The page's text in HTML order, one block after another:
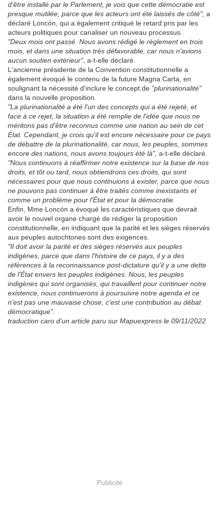
d'être installé par le Parlement, je vois que cette démocratie est
presque mutilée, parce que les acteurs ont été laissés de côté", a
déclaré Loncón, qui a également critiqué le retard pris par les
acteurs politiques pour canaliser un nouveau processus.
"Deux mois ont passé. Nous avons rédigé le règlement en trois
mois, et dans une situation très défavorable, car nous n'avions
aucun soutien extérieur", a-t-elle déclaré.
L'ancienne présidente de la Convention constitutionnelle a
également évoqué le contenu de la future Magna Carta, en
soulignant la nécessité d'inclure le concept de "plurinationalité"
dans la nouvelle proposition.
"La plurinationalité a été l'un des concepts qui a été rejeté, et
face à ce rejet, la situation a été remplie de l'idée que nous ne
méritons pas d'être reconnus comme une nation au sein de cet
État. Cependant, je crois qu'il est encore nécessaire pour ce pays
de débattre de la plurinationalité, car nous, les peuples, sommes
encore des nations, nous avons toujours été là", a-t-elle déclaré.
"Nous continuons à réaffirmer notre existence sur la base de nos
droits, et tôt ou tard, nous obtiendrons ces droits, qui sont
nécessaires pour que nous continuions à exister, parce que nous
ne pouvons pas continuer à être traités comme inexistants et
comme un problème pour l'État et pour la démocratie.
Enfin, Mme Loncón a évoqué les caractéristiques que devrait
avoir le nouvel organe chargé de rédiger la proposition
constitutionnelle, en indiquant que la parité et les sièges réservés
aux peuples autochtones sont des exigences.
"Il doit avoir la parité et des sièges réservés aux peuples
indigènes, parce que dans l'histoire de ce pays, il y a des
références à la reconnaissance post-dictature qu'il y a une dette
de l'État envers les peuples indigènes. Nous, les peuples
indigènes qui sont organisés, qui travaillent pour continuer notre
existence, nous continuerons à poursuivre notre agenda et ce
n'est pas une mauvaise chose, c'est une contribution au débat
démocratique".
traduction caro d'un article paru sur Mapuexpress le 09/11/2022
Publicité